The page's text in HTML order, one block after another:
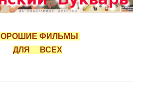
ФИЛЬМЫ
ДЛЯ ВСЕХ